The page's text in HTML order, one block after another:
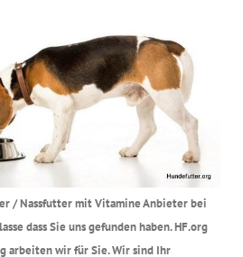
/ Nassfutter mit Vitamine Anbieter bei
dass Sie uns gefunden haben. HF.org
arbeiten wir für Sie. Wir sind Ihr